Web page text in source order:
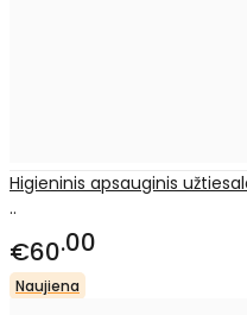
Higieninis apsauginis
..
€60 00
Naujiena